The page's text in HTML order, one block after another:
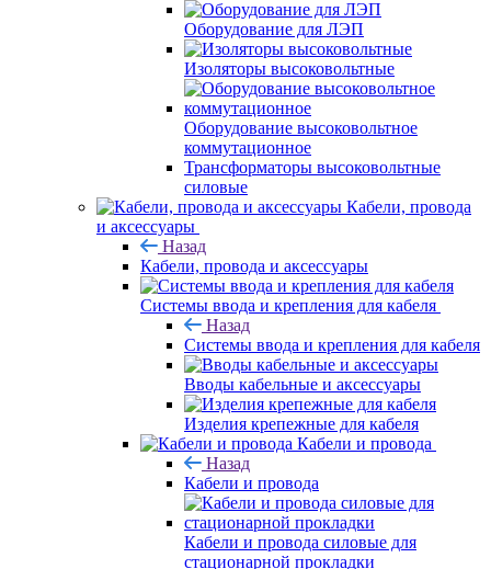
Оборудование для ЛЭП
Изоляторы высоковольтные
Оборудование высоковольтное
коммутационное
Трансформаторы высоковольтные
силовые
Кабели, провода
и аксессуары
Назад
Кабели, провода и аксессуары
Системы ввода и крепления для кабеля
Назад
Системы ввода и крепления для кабеля
Вводы кабельные и аксессуары
Изделия крепежные для кабеля
Кабели и провода
Назад
Кабели и провода
Кабели и провода силовые для
стационарной прокладки